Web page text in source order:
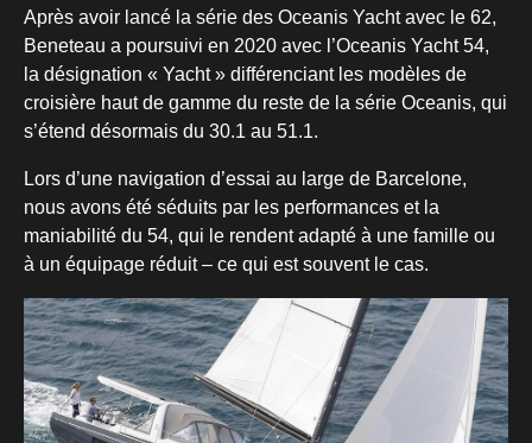
Après avoir lancé la série des Oceanis Yacht avec le 62,
Beneteau a poursuivi en 2020 avec l’Oceanis Yacht 54,
la désignation « Yacht » différenciant les modèles de
croisière haut de gamme du reste de la série Oceanis, qui
s’étend désormais du 30.1 au 51.1.
Lors d’une navigation d’essai au large de Barcelone,
nous avons été séduits par les performances et la
maniabilité du 54, qui le rendent adapté à une famille ou
à un équipage réduit – ce qui est souvent le cas.